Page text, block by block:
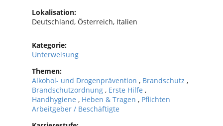
Lokalisation:
Deutschland, Österreich, Italien
Kategorie:
Unterweisung
Themen:
Alkohol- und Drogenprävention , Brandschutz ,
Brandschutzordnung , Erste Hilfe ,
Handhygiene , Heben & Tragen , Pflichten
Arbeitgeber / Beschäftigte